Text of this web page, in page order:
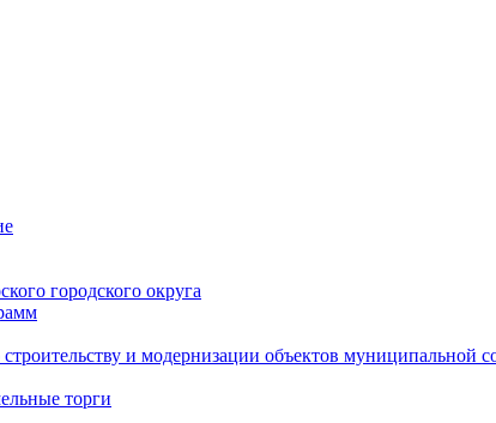
городского округа
и модернизации объектов муниципальной
торги